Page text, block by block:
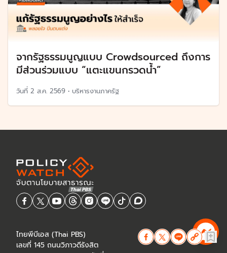
จากรัฐธรรมนูญแบบ Crowdsourced ถึงการ
มีส่วนร่วมแบบ “แตะแขนกรวดน้ำ”
วันที่ 2 ส.ค. 2569 • บริหารงานภาครัฐ
ไทยพีบีเอส (Thai PBS)
เลขที่ 145 ถนนวิภาวดีรังสิต